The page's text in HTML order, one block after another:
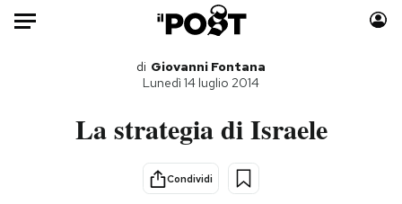
Auto
Libri
di Giovanni Fontana
Lunedì 14 luglio 2014
La strategia di Israele
Condividi